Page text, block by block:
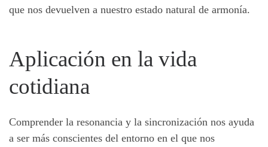
que nos devuelven a nuestro estado natural de armonía.
Aplicación en la vida
cotidiana
Comprender la resonancia y la sincronización nos ayuda
a ser más conscientes del entorno en el que nos